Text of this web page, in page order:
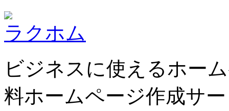
ラクホム
ビジネスに使えるホー
料ホームページ作成サ